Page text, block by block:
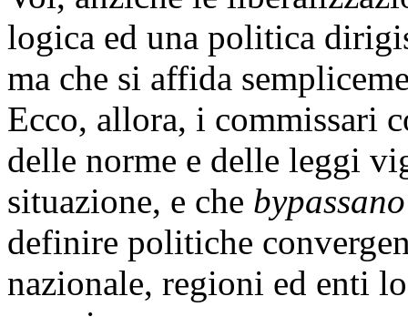
logica ed una politica
ma che si affida
Ecco, allora, i commissari
delle norme e delle leggi
situazione, e che bypassano
definire politiche
nazionale, regioni ed enti